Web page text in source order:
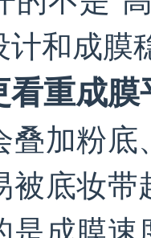
和成膜
重成膜
叠加粉
被底妆
是成膜